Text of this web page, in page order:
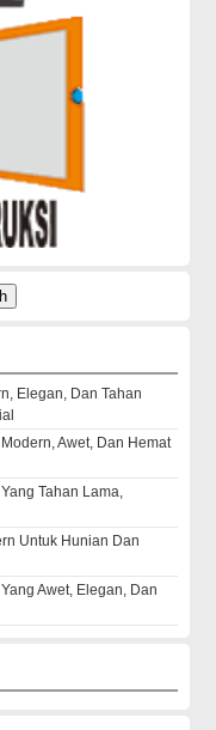
Elegan, Dan Tahan
Awet, Dan Hemat
Tahan Lama,
Untuk Hunian Dan
Awet, Elegan, Dan